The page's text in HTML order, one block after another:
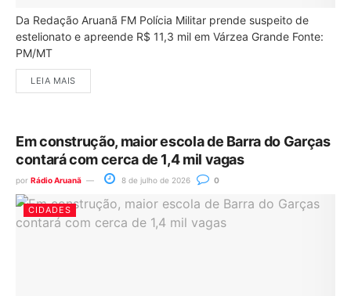
Da Redação Aruanã FM Polícia Militar prende suspeito de
estelionato e apreende R$ 11,3 mil em Várzea Grande Fonte:
PM/MT
LEIA MAIS
Em construção, maior escola de Barra do Garças
contará com cerca de 1,4 mil vagas
por Rádio Aruanã 8 de julho de 2026 0
CIDADES